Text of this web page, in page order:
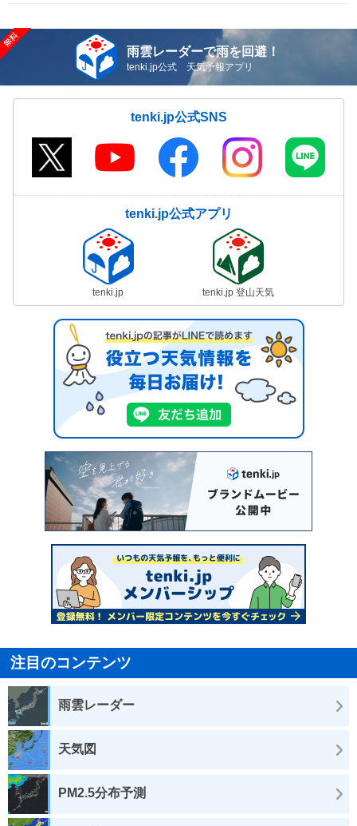
雨雲レーダーで雨を回避！
tenki.jp公式 天気予報アプリ
tenki.jp公式SNS
tenki.jp公式アプリ
tenki.jp tenki.jp 登山天気
注目のコンテンツ
雨雲レーダー
天気図
PM2.5分布予測